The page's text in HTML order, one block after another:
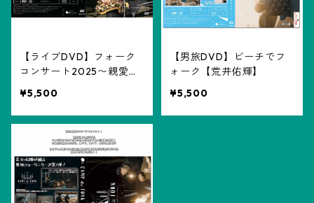
トートバッグ
【ライブDVD】フォーク
コンサート2025〜親愛な
¥5,500
【男旅DVD】ビーチでフ
ォーク【荒井佑輝】
¥5,500